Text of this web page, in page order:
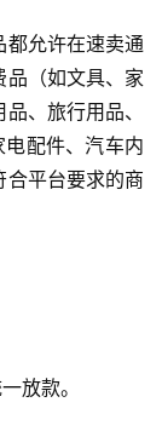
都允许在速卖通
品（如文具、家
、旅行用品、
配件、汽车内
平台要求的商
放款。